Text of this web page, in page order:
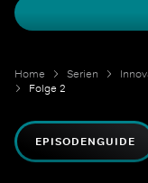
Home Serien
Folge 2
EPISODENGUIDE